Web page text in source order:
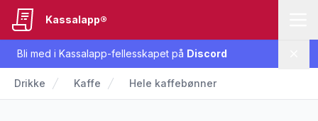
Bli med i Kassalapp-fellesskapet på Discord
Kassalapp®
Drikke Kaffe Hele kaffebønner